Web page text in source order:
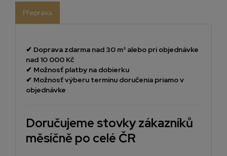
Přeprava
✔ Doprava zdarma nad 30 m² alebo pri objednávke
nad 10 000 Kč
✔ Možnosť platby na dobierku
✔ Možnosť výberu termínu doručenia priamo v
objednávke
Doručujeme stovky zákazníků
měsíčně po celé ČR